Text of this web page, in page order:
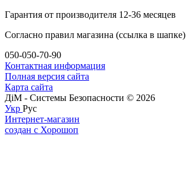
Гарантия от производителя 12-36 месяцев
Согласно правил магазина (ссылка в шапке)
050-050-70-90
Контактная информация
Полная версия сайта
Карта сайта
ДіМ - Системы Безопасности © 2026
Укр Рус
Интернет-магазин
создан с Хорошоп